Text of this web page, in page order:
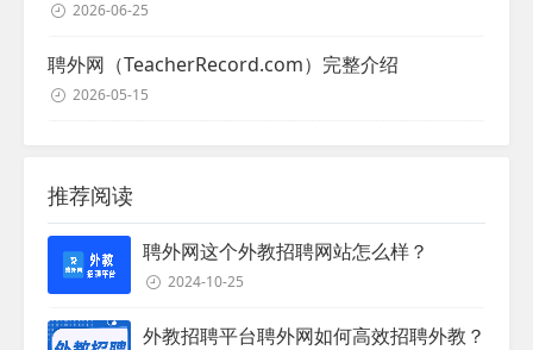
2026-06-25
聘外网（TeacherRecord.com）完整介绍
2026-05-15
推荐阅读
聘外网这个外教招聘网站怎么样？
2024-10-25
外教招聘平台聘外网如何高效招聘外教？